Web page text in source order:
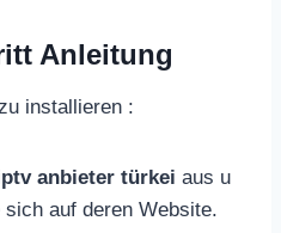
Anleitung
installieren :
anbieter türkei aus u
auf deren Website.